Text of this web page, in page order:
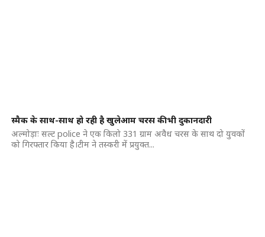
स्मैक के साथ-साथ हो रही है खुलेआम चरस की भी दुकानदारी
अल्मोड़ाः सल्ट police ने एक किलो 331 ग्राम अवैध चरस के साथ दो युवकों
को गिरफ्तार किया है।टीम ने तस्करी में प्रयुक्त...